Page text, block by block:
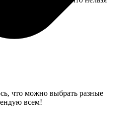
что можно выбрать разные
всем!